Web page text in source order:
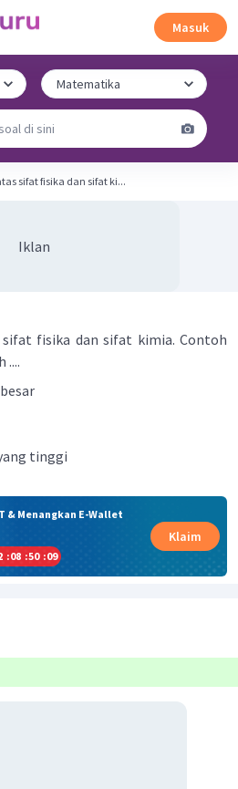
Masuk
sifat fisika dan sifat ki...
Iklan
fisika dan sifat kimia. Contoh
....
tinggi
& Menangkan E-Wallet
:08 :50 :09
Klaim